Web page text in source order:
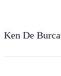
Ken De Burca